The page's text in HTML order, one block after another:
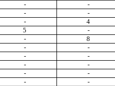
-
-
-
-
-
4
5
-
-
8
-
-
-
-
-
-
-
-
-
-